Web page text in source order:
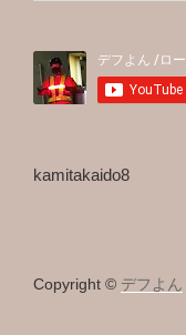
kamitakaido8
Copyright © デフよん